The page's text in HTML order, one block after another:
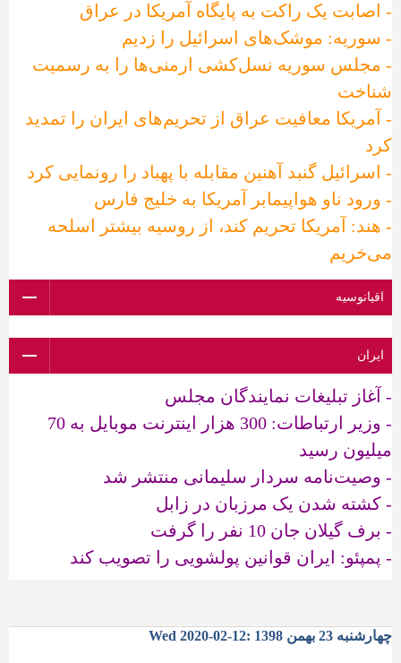
- اصابت یک راکت به پایگاه آمریکا در عراق
- سوریه: موشک‌های اسرائیل را زدیم
- مجلس سوریه نسل‌کشی ارمنی‌ها را به رسمیت
شناخت
- آمریکا معافیت عراق از تحریم‌های ایران را تمدید
کرد
- اسرائیل گنبد آهنین مقابله با پهباد را رونمایی کرد
- ورود ناو هواپیمابر آمریکا به خلیج فارس
- هند: آمریکا تحریم کند، از روسیه بیشتر اسلحه
می‌خریم
اقیانوسیه
ایران
- آغاز تبلیغات نمایندگان مجلس
- وزیر ارتباطات: 300 هزار اینترنت موبایل به 70
میلیون رسید
- وصیت‌نامه سردار سلیمانی منتشر شد
- کشته شدن یک مرزبان در زابل
- برف گیلان جان 10 نفر را گرفت
- پمپئو: ایران قوانین پولشویی را تصویب کند
چهارشنبه 23 بهمن 1398 :12-02-2020 Wed